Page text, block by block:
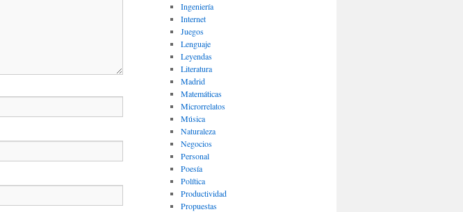
Ingeniería
Internet
Juegos
Lenguaje
Leyendas
Literatura
Madrid
Matemáticas
Microrrelatos
Música
Naturaleza
Negocios
Personal
Poesía
Política
Productividad
Propuestas